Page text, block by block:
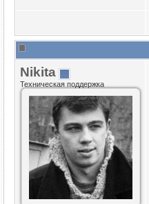
Nikita
Техническая поддержка